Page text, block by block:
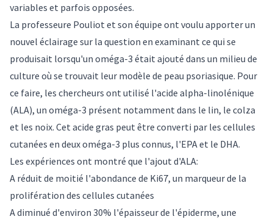
variables et parfois opposées.
La professeure Pouliot et son équipe ont voulu apporter un
nouvel éclairage sur la question en examinant ce qui se
produisait lorsqu'un oméga-3 était ajouté dans un milieu de
culture où se trouvait leur modèle de peau psoriasique. Pour
ce faire, les chercheurs ont utilisé l'acide alpha-linolénique
(ALA), un oméga-3 présent notamment dans le lin, le colza
et les noix. Cet acide gras peut être converti par les cellules
cutanées en deux oméga-3 plus connus, l'EPA et le DHA.
Les expériences ont montré que l'ajout d'ALA:
A réduit de moitié l'abondance de Ki67, un marqueur de la
prolifération des cellules cutanées
A diminué d'environ 30% l'épaisseur de l'épiderme, une